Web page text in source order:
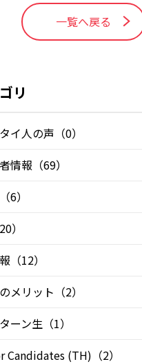
一覧へ戻る
リ
イ人の声（0）
情報（69）
6）
）
（12）
メリット（2）
ーン生（1）
Candidates (TH)（2）